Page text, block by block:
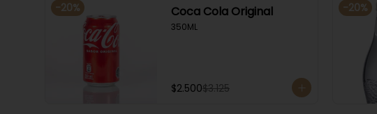
-20% Coca Cola Original
350ML
$2.500$3.125
-20%